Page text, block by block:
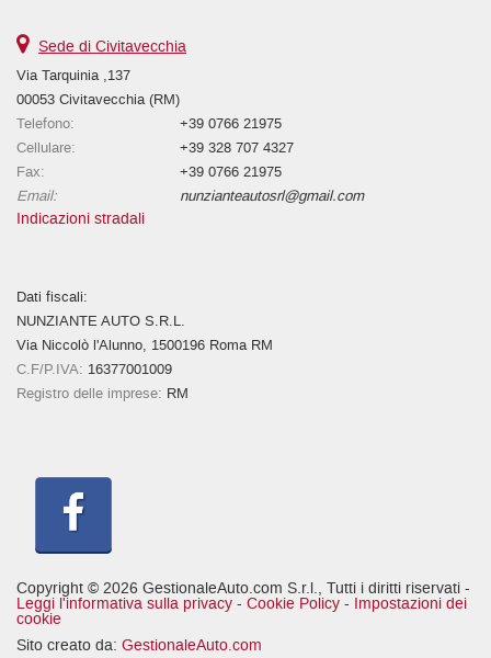
Sede di Civitavecchia
Via Tarquinia ,137
00053 Civitavecchia (RM)
Telefono:
+39 0766 21975
Cellulare:
+39 328 707 4327
Fax:
+39 0766 21975
Email:
nunzianteautosrl@gmail.com
Indicazioni stradali
Dati fiscali:
NUNZIANTE AUTO S.R.L.
Via Niccolò l'Alunno, 1500196 Roma RM
C.F/P.IVA: 16377001009
Registro delle imprese: RM
Copyright © 2026 GestionaleAuto.com S.r.l., Tutti i diritti riservati -
Leggi l'informativa sulla privacy - Cookie Policy - Impostazioni dei
cookie
Sito creato da: GestionaleAuto.com